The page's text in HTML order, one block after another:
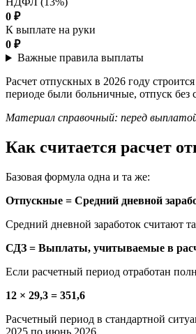
0 ₽
К выплате на руки
0 ₽
Важные правила выплаты
Расчет отпускных в 2026 году
периоде были больничные, отпуск
Материал справочный: перед
Как считается расчет
Базовая формула одна и та же:
Отпускные = Средний дневной
Средний дневной заработок считают
СДЗ = Выплаты, учитываемые в
Если расчетный период отработан
12 × 29,3 = 351,6
Расчетный период в стандартной